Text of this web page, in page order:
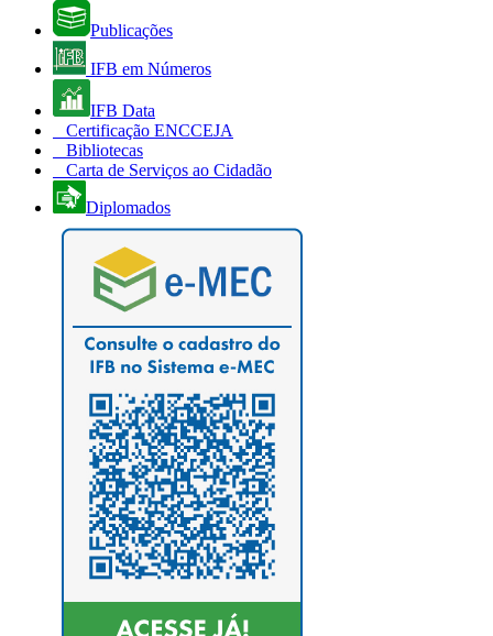
Publicações
IFB em Números
IFB Data
Certificação ENCCEJA
Bibliotecas
Carta de Serviços ao Cidadão
Diplomados